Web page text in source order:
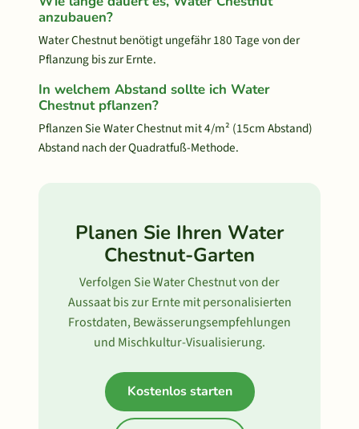
anzubauen?
Water Chestnut benötigt ungefähr 180 Tage von der
Pflanzung bis zur Ernte.
In welchem Abstand sollte ich Water
Chestnut pflanzen?
Pflanzen Sie Water Chestnut mit 4/m² (15cm Abstand)
Abstand nach der Quadratfuß-Methode.
Planen Sie Ihren Water
Chestnut-Garten
Verfolgen Sie Water Chestnut von der
Aussaat bis zur Ernte mit personalisierten
Frostdaten, Bewässerungsempfehlungen
und Mischkultur-Visualisierung.
Kostenlos starten